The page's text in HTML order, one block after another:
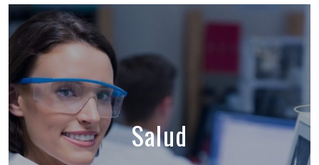
Salud